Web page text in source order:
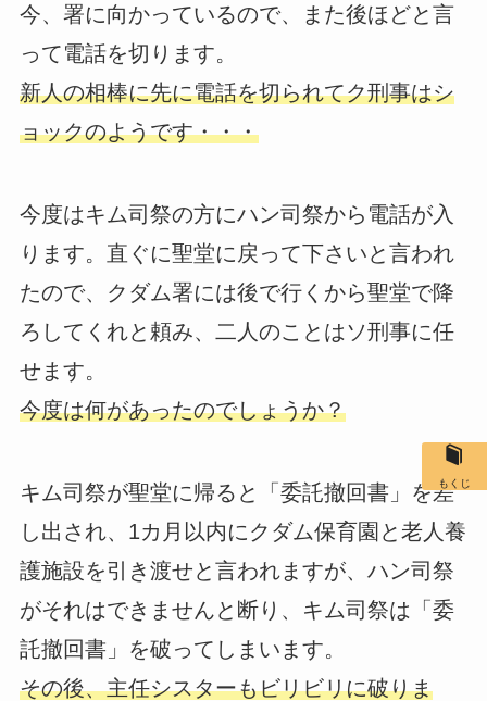
今、署に向かっているので、また後ほどと言
って電話を切ります。
新人の相棒に先に電話を切られてク刑事はシ
ョックのようです・・・
今度はキム司祭の方にハン司祭から電話が入
ります。直ぐに聖堂に戻って下さいと言われ
たので、クダム署には後で行くから聖堂で降
ろしてくれと頼み、二人のことはソ刑事に任
せます。
今度は何があったのでしょうか？
キム司祭が聖堂に帰ると「委託撤回書」を差
し出され、1カ月以内にクダム保育園と老人養
護施設を引き渡せと言われますが、ハン司祭
がそれはできませんと断り、キム司祭は「委
託撤回書」を破ってしまいます。
その後、主任シスターもビリビリに破りま
もくじ